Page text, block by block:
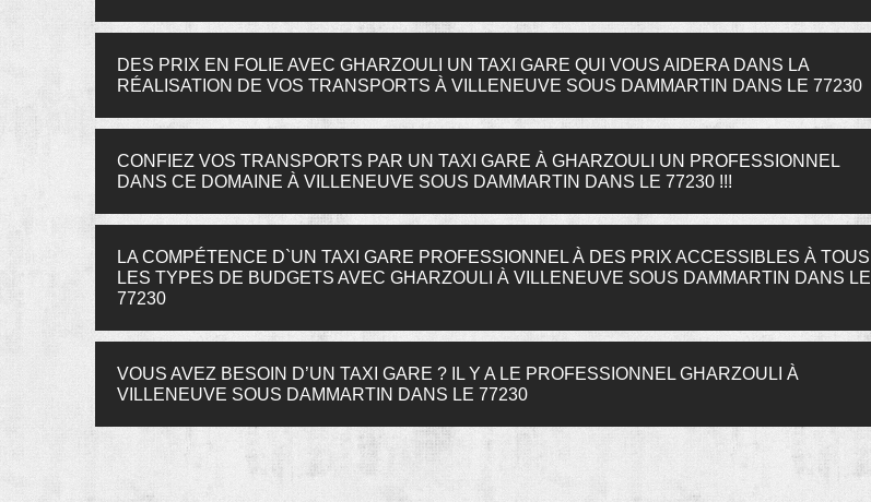
DES PRIX EN FOLIE AVEC GHARZOULI UN TAXI GARE QUI VOUS AIDERA DANS LA
RÉALISATION DE VOS TRANSPORTS À VILLENEUVE SOUS DAMMARTIN DANS LE 77230
CONFIEZ VOS TRANSPORTS PAR UN TAXI GARE À GHARZOULI UN PROFESSIONNEL
DANS CE DOMAINE À VILLENEUVE SOUS DAMMARTIN DANS LE 77230 !!!
LA COMPÉTENCE D`UN TAXI GARE PROFESSIONNEL À DES PRIX ACCESSIBLES À TOUS
LES TYPES DE BUDGETS AVEC GHARZOULI À VILLENEUVE SOUS DAMMARTIN DANS LE
77230
VOUS AVEZ BESOIN D’UN TAXI GARE ? IL Y A LE PROFESSIONNEL GHARZOULI À
VILLENEUVE SOUS DAMMARTIN DANS LE 77230